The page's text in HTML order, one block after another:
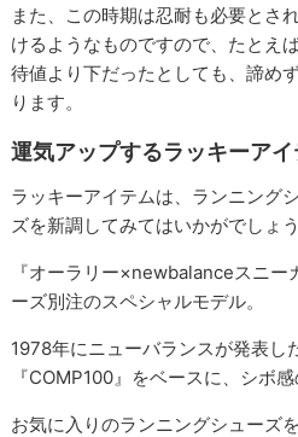
また、この時期は忍耐も必要とさ
けるようなものですので、たとえ
待値より下だったとしても、諦め
ります。
運気アップするラッキーアイ
ラッキーアイテムは、ランニング
ズを新調してみてはいかがでしょ
『オーラリー×newbalanceスニー
ーズ別注のスペシャルモデル。
1978年にニューバランスが発表し
『COMP100』をベースに、シボ
お気に入りのランニングシューズ